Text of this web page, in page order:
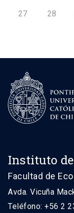
27 28
Instituto
Facultad de
Avda. Vicuña
Teléfono: +56 2